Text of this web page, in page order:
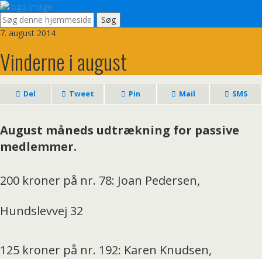
7. august 2014
Vinderne i august
Del Tweet Pin Mail SMS
August måneds udtrækning for passive
medlemmer.
200 kroner på nr. 78: Joan Pedersen,
Hundslevvej 32
125 kroner på nr. 192: Karen Knudsen,